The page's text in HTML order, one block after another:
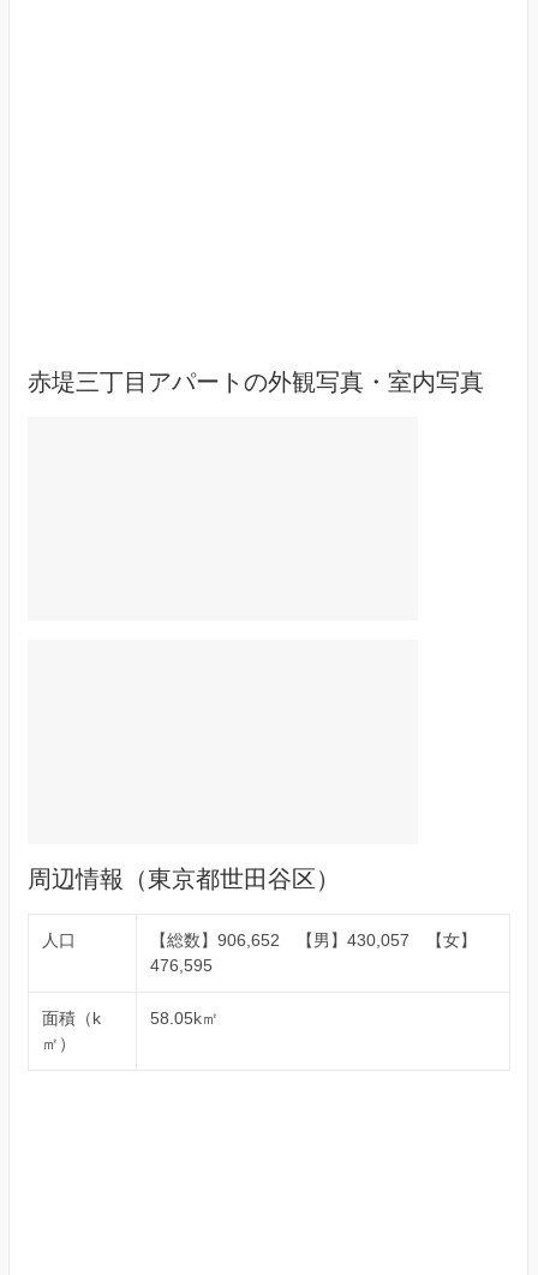
赤堤三丁目アパートの外観写真・室内写真
周辺情報（東京都世田谷区）
人口
【総数】906,652 【男】430,057 【女】
476,595
面積（k
㎡）
58.05k㎡